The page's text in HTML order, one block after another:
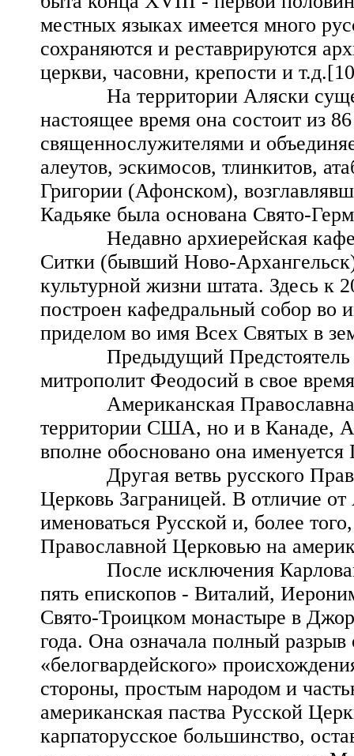
местных языках имеется много
сохраняются и реставрируются
церкви, часовни, крепости и
На территории Аляски
настоящее время она состоит из
священнослужителями и
алеутов, эскимосов, тлинкитов,
Григории (Афонском),
Кадьяке была основана Свято-
Недавно архиерейская
Ситки (бывший Ново-
культурной жизни штата. Здесь к
построен кафедральный собор во
приделом во имя Всех Святых в
Предыдущий Предстоятель
митрополит Феодосий в свое
Американская Православная
территории США, но и в Канаде,
вполне обосновано она
Другая ветвь русского
Церковь Заграницей. В отличие
именоваться Русской и, более
Православной Церковью на
После исключения
пять епископов - Виталий,
Свято-Троицком монастыре в
года. Она означала полный
«белогвардейского»
стороны, простым народом и
американская паства Русской
карпаторусское большинство,